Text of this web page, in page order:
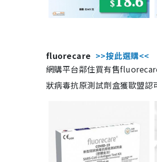
fluorecare >>按此選購<<
網購平台鄰住買有售
狀病毒抗原測試劑盒獲歐盟